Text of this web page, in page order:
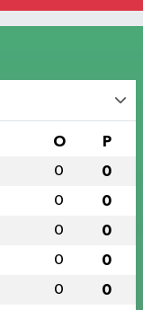
O P
0 0
0 0
0 0
0 0
0 0